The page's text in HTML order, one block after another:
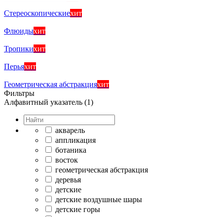
Стереоскопическиехит
Флюидыхит
Тропикихит
Перьяхит
Геометрическая абстракцияхит
Фильтры
Алфавитный указатель (1)
акварель
аппликация
ботаника
восток
геометрическая абстракция
деревья
детские
детские воздушные шары
детские горы